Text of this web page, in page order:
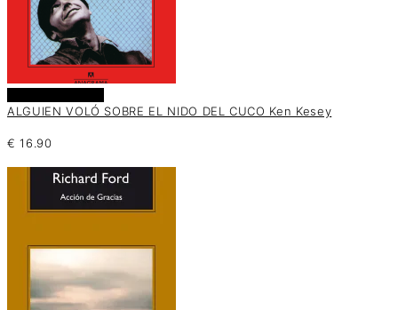
ALGUIEN VOLÓ SOBRE EL NIDO DEL CUCO Ken Kesey
€ 16.90